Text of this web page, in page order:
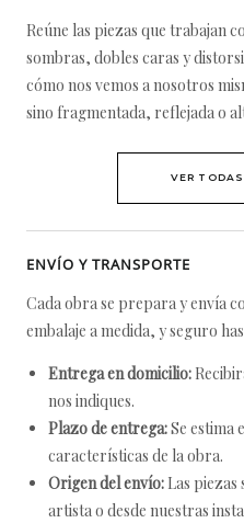
Reúne las piezas que trabajan
sombras, dobles caras y
cómo nos vemos a nosotros
sino fragmentada, reflejada o
VER
ENVÍO Y TRANSPORTE
Cada obra se prepara y envía
embalaje a medida, y seguro
Entrega en domicilio:
nos indiques.
Plazo de entrega:Se estima
características de la obra.
Origen del envío: Las piezas
artista o desde nuestras